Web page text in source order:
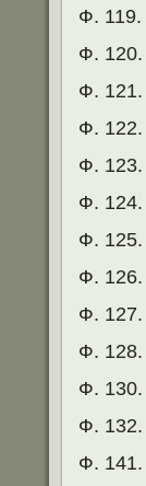
Ф. 119.
Ф. 120.
Ф. 121.
Ф. 122.
Ф. 123.
Ф. 124.
Ф. 125.
Ф. 126.
Ф. 127.
Ф. 128.
Ф. 130.
Ф. 132.
Ф. 141.